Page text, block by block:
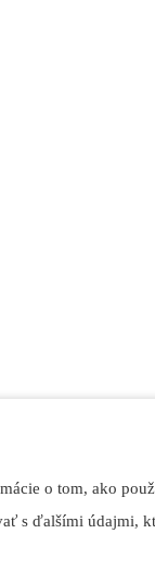
o tom, ako
s ďalšími údajmi,